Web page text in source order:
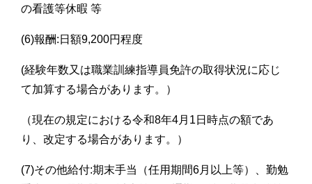
の看護等休暇 等
(6)報酬:日額9,200円程度
(経験年数又は職業訓練指導員免許の取得状況に応じ
て加算する場合があります。）
（現在の規定における令和8年4月1日時点の額であ
り、改定する場合があります。）
(7)その他給付:期末手当（任用期間6月以上等）、勤勉